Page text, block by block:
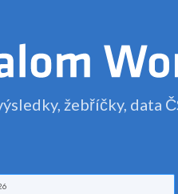
žebříčky, data